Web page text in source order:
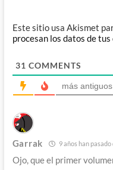
Este sitio usa Akismet
procesan los datos de
31 COMMENTS
más antiguos
Garrak 9 años han
Ojo, que el primer